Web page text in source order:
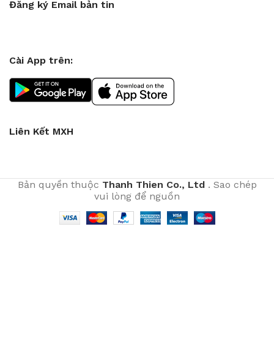
Đăng ký Email bản tin
Cài App trên:
Liên Kết MXH
Bản quyền thuộc Thanh Thien Co., Ltd. Sao chép
vui lòng để nguồn